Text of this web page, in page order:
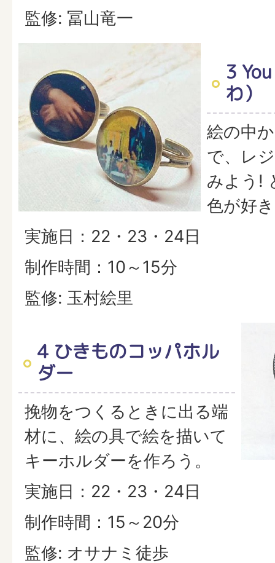
監修: 冨山竜一
3
わ）
絵の中
で、レ
みよう!
色が好
実施日：22・23・24日
制作時間：10～15分
監修: 玉村絵里
4 ひきものコッパホル
ダー
挽物をつくるときに出る端
材に、絵の具で絵を描いて
キーホルダーを作ろう。
実施日：22・23・24日
制作時間：15～20分
監修: オサナミ徒歩